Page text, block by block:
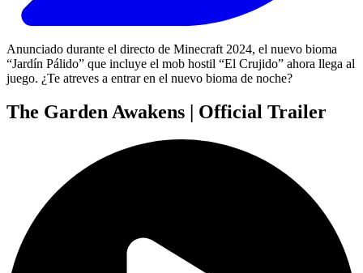
Anunciado durante el directo de Minecraft 2024, el nuevo bioma
“Jardín Pálido” que incluye el mob hostil “El Crujido” ahora llega al
juego. ¿Te atreves a entrar en el nuevo bioma de noche?
The Garden Awakens | Official Trailer